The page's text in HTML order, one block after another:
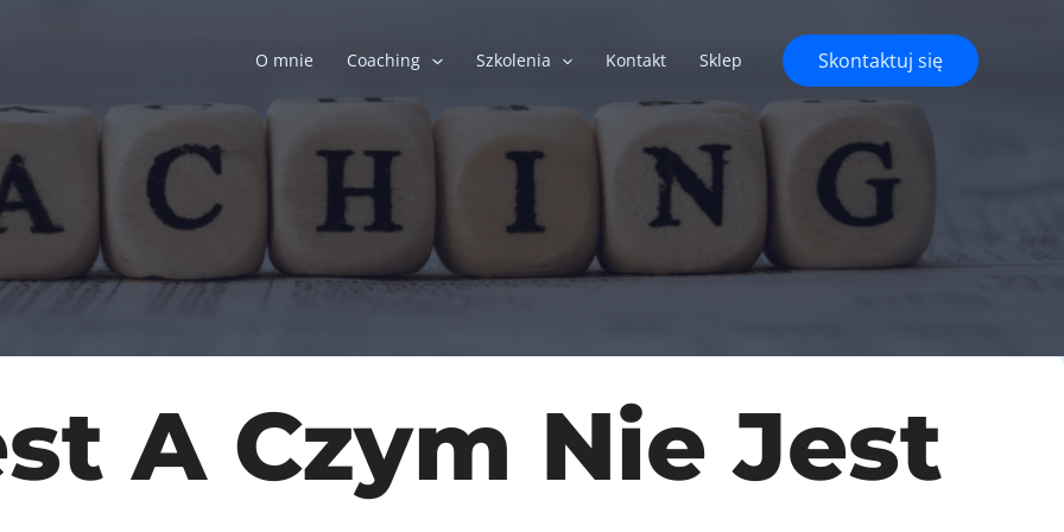
O mnie Coaching Szkolenia Kontakt Sklep Skontaktuj się
A Czym Nie Jest